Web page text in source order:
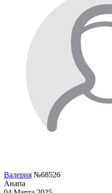
Валерия №68526
Анапа